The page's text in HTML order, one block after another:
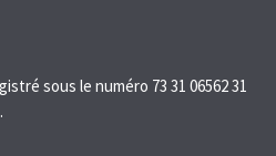
sous le numéro 73 31 06562 31